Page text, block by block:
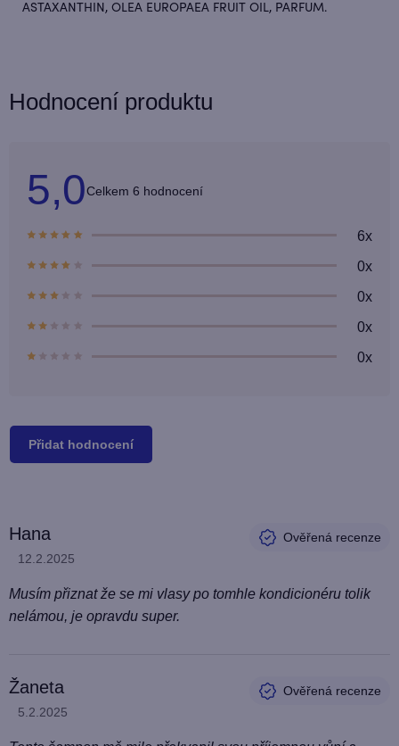
ASTAXANTHIN, OLEA EUROPAEA FRUIT OIL, PARFUM.
Hodnocení produktu
5,0Průměrné
hodnocení
5
6 hodnocení
6x
0x
0x
0x
0x
Přidat hodnocení
ý
p
i
s
d
n
Hana
Hodnocení produktu je 5 z 5 hvězdiček.
12.2.2025
Musím přiznat že se mi vlasy po tomhle kondicionéru tolik
nelámou, je opravdu super.
Žaneta
Hodnocení produktu je 5 z 5 hvězdiček.
5.2.2025